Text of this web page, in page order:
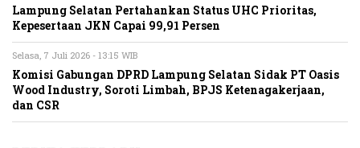
Lampung Selatan Pertahankan Status UHC Prioritas,
Kepesertaan JKN Capai 99,91 Persen
Selasa, 7 Juli 2026 - 13:15 WIB
Komisi Gabungan DPRD Lampung Selatan Sidak PT Oasis
Wood Industry, Soroti Limbah, BPJS Ketenagakerjaan,
dan CSR